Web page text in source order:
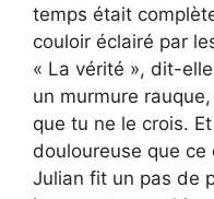
temps était
couloir éclairé par
« La vérité », dit-
un murmure
que tu ne le crois.
douloureuse que
Julian fit un pas de